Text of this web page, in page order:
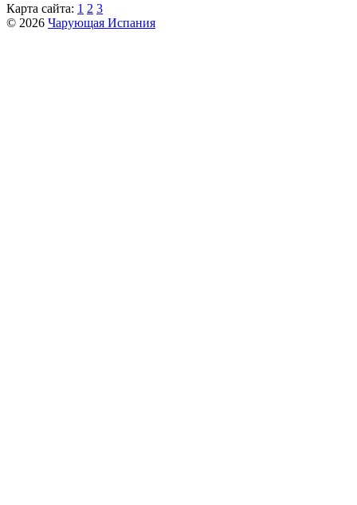
Карта сайта: 1 2 3
© 2026 Чарующая Испания